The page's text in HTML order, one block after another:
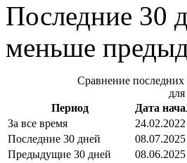
Последние 30
меньше
Сравнение последних
для
Период
Дата
За все время
24.02.2022
Последние 30 дней
08.07.2025
Предыдущие 30 дней
08.06.2025